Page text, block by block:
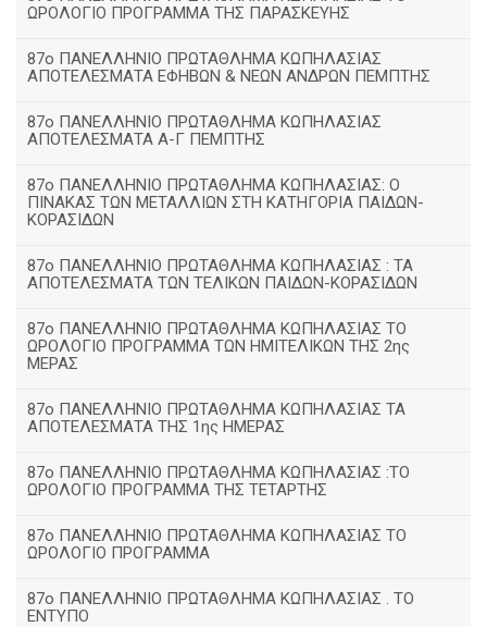
ΩΡΟΛΟΓΙΟ ΠΡΟΓΡΑΜΜΑ ΤΗΣ ΠΑΡΑΣΚΕΥΗΣ
87ο ΠΑΝΕΛΛΗΝΙΟ ΠΡΩΤΑΘΛΗΜΑ ΚΩΠΗΛΑΣΙΑΣ
ΑΠΟΤΕΛΕΣΜΑΤΑ ΕΦΗΒΩΝ & ΝΕΩΝ ΑΝΔΡΩΝ ΠΕΜΠΤΗΣ
87ο ΠΑΝΕΛΛΗΝΙΟ ΠΡΩΤΑΘΛΗΜΑ ΚΩΠΗΛΑΣΙΑΣ
ΑΠΟΤΕΛΕΣΜΑΤΑ Α-Γ ΠΕΜΠΤΗΣ
87ο ΠΑΝΕΛΛΗΝΙΟ ΠΡΩΤΑΘΛΗΜΑ ΚΩΠΗΛΑΣΙΑΣ: Ο
ΠΙΝΑΚΑΣ ΤΩΝ ΜΕΤΑΛΛΙΩΝ ΣΤΗ ΚΑΤΗΓΟΡΙΑ ΠΑΙΔΩΝ-
ΚΟΡΑΣΙΔΩΝ
87ο ΠΑΝΕΛΛΗΝΙΟ ΠΡΩΤΑΘΛΗΜΑ ΚΩΠΗΛΑΣΙΑΣ : ΤΑ
ΑΠΟΤΕΛΕΣΜΑΤΑ ΤΩΝ ΤΕΛΙΚΩΝ ΠΑΙΔΩΝ-ΚΟΡΑΣΙΔΩΝ
87ο ΠΑΝΕΛΛΗΝΙΟ ΠΡΩΤΑΘΛΗΜΑ ΚΩΠΗΛΑΣΙΑΣ ΤΟ
ΩΡΟΛΟΓΙΟ ΠΡΟΓΡΑΜΜΑ ΤΩΝ ΗΜΙΤΕΛΙΚΩΝ ΤΗΣ 2ης
ΜΕΡΑΣ
87ο ΠΑΝΕΛΛΗΝΙΟ ΠΡΩΤΑΘΛΗΜΑ ΚΩΠΗΛΑΣΙΑΣ ΤΑ
ΑΠΟΤΕΛΕΣΜΑΤΑ ΤΗΣ 1ης ΗΜΕΡΑΣ
87ο ΠΑΝΕΛΛΗΝΙΟ ΠΡΩΤΑΘΛΗΜΑ ΚΩΠΗΛΑΣΙΑΣ :ΤΟ
ΩΡΟΛΟΓΙΟ ΠΡΟΓΡΑΜΜΑ ΤΗΣ ΤΕΤΑΡΤΗΣ
87ο ΠΑΝΕΛΛΗΝΙΟ ΠΡΩΤΑΘΛΗΜΑ ΚΩΠΗΛΑΣΙΑΣ ΤΟ
ΩΡΟΛΟΓΙΟ ΠΡΟΓΡΑΜΜΑ
87ο ΠΑΝΕΛΛΗΝΙΟ ΠΡΩΤΑΘΛΗΜΑ ΚΩΠΗΛΑΣΙΑΣ . ΤΟ
ΕΝΤΥΠΟ